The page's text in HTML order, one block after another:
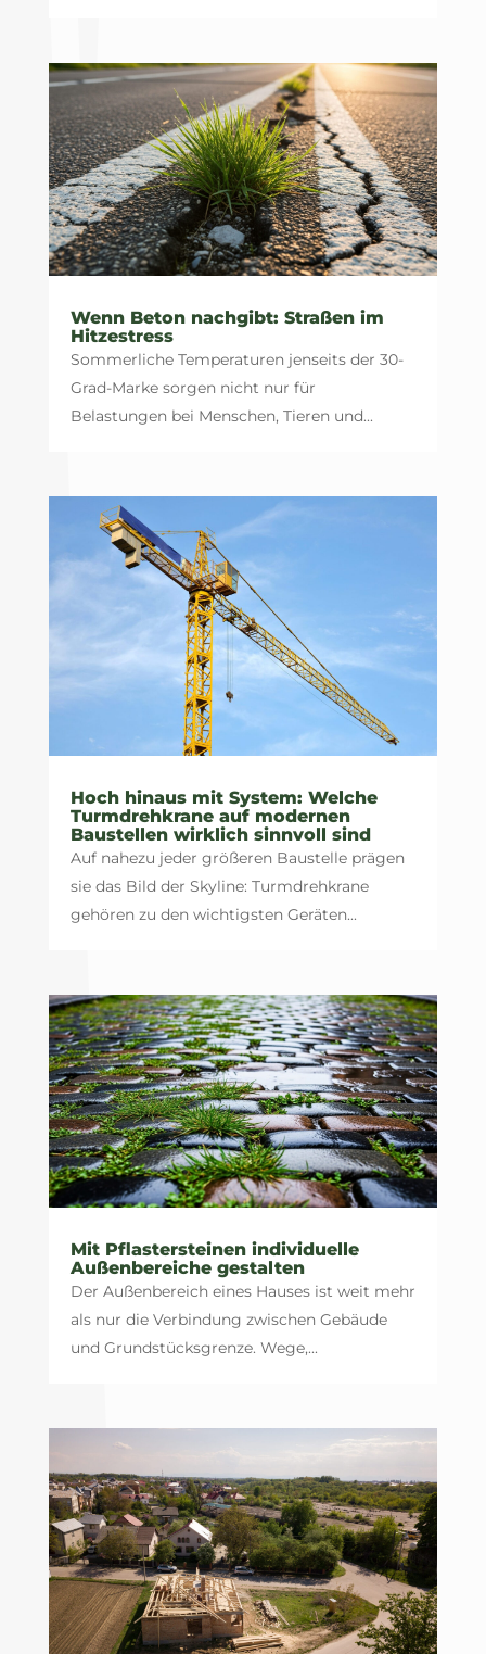
Wenn Beton nachgibt: Straßen im
Hitzestress
Sommerliche Temperaturen jenseits der 30-
Grad-Marke sorgen nicht nur für
Belastungen bei Menschen, Tieren und...
Hoch hinaus mit System: Welche
Turmdrehkrane auf modernen
Baustellen wirklich sinnvoll sind
Auf nahezu jeder größeren Baustelle prägen
sie das Bild der Skyline: Turmdrehkrane
gehören zu den wichtigsten Geräten...
Mit Pflastersteinen individuelle
Außenbereiche gestalten
Der Außenbereich eines Hauses ist weit mehr
als nur die Verbindung zwischen Gebäude
und Grundstücksgrenze. Wege,...